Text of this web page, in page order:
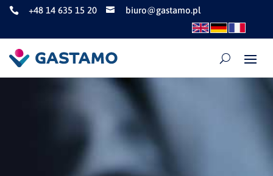
 +48 14 635 15 20  biuro@gastamo.pl